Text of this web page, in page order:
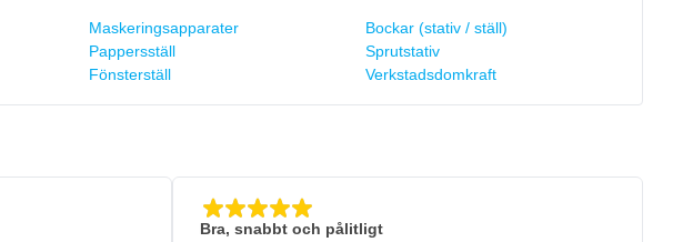
Maskeringsapparater
Pappersställ
Fönsterställ
Bockar (stativ / ställ)
Sprutstativ
Verkstadsdomkraft
Bra, snabbt och pålitligt